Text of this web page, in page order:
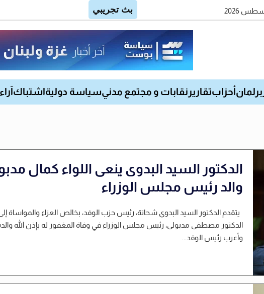
برلمان أحزابتقارير نقابات و مجتمع مدنيسياسة دولية اشتباك
الدكتور السيد البدوى ينعى اللواء كمال
والد رئيس مجلس الوزراء
يتقدم الدكتور السيد البدوي شحاتة، رئيس حزب الوفد، بخالص العزاء والمواساة
الدكتور مصطفى مدبولى، رئيس مجلس الوزراء في وفاة المغفور له بإذن الله
وأعرب رئيس الوفد...